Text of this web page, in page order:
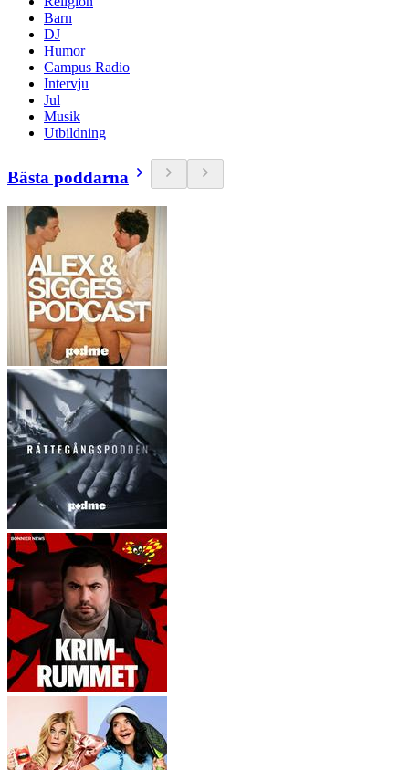
Barn
DJ
Humor
Campus Radio
Intervju
Jul
Musik
Utbildning
Bästa poddarna